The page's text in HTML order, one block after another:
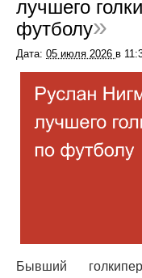
лучшего
футболу
Дата: 05 июля 2026 в
Бывший